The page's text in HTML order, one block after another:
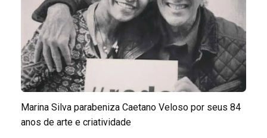
Marina Silva parabeniza Caetano Veloso por seus 84
anos de arte e criatividade